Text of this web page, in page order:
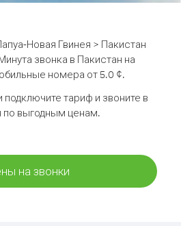
Новая Гвинея > Пакистан
звонка в Пакистан на
номера от 5.0 ¢.
подключите тариф и звоните в
по выгодным ценам.
на звонки